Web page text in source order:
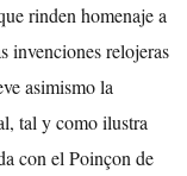
rinden homenaje a
invenciones relojeras
asimismo la
tal y como ilustra
con el Poinçon de